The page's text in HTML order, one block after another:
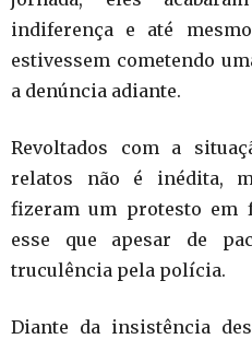
indiferença e até
estivessem cometendo
a denúncia adiante.
Revoltados com a
relatos não é inédita,
fizeram um protesto em
esse que apesar de
truculência pela polícia.
Diante da insistência